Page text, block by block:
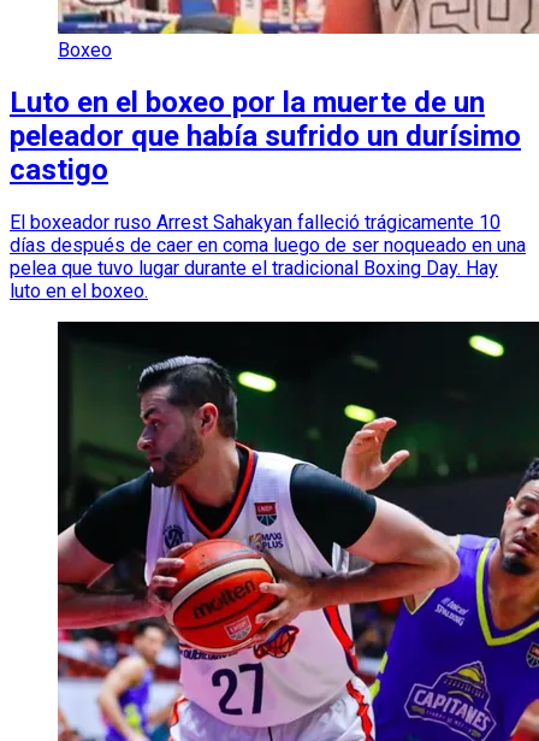
Boxeo
Luto en el boxeo por la muerte de un
peleador que había sufrido un durísimo
castigo
El boxeador ruso Arrest Sahakyan falleció trágicamente 10
días después de caer en coma luego de ser noqueado en una
pelea que tuvo lugar durante el tradicional Boxing Day. Hay
luto en el boxeo.